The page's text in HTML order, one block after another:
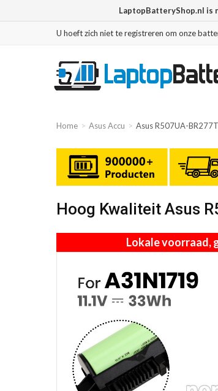
LaptopBatteryShop.nl is
U hoeft zich niet te registreren om onze
Home Asus Accu Asus R507UA-
Hoog Kwaliteit Asus
Lokale voorraad,